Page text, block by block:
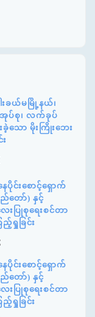
ါးခယ်မမြို့နယ်၊
အုပ်စု၊ လက်ခုပ်
ခဲ့သော မိုးကြိုးဘေး
င်းစောင့်ရှောက်
ည်တော်) နှင့်
းပြုစုရေးစင်တာ
ရှုခြင်း
င်းစောင့်ရှောက်
ည်တော်) နှင့်
းပြုစုရေးစင်တာ
ရှုခြင်း